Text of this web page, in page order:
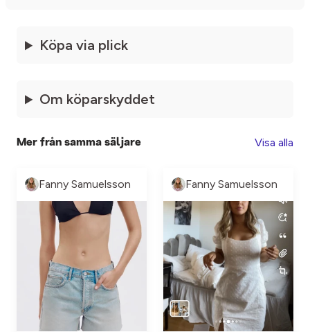
Köpa via plick
Om köparskyddet
Mer från samma säljare Visa alla
Fanny Samuelsson Fanny Samuelsson